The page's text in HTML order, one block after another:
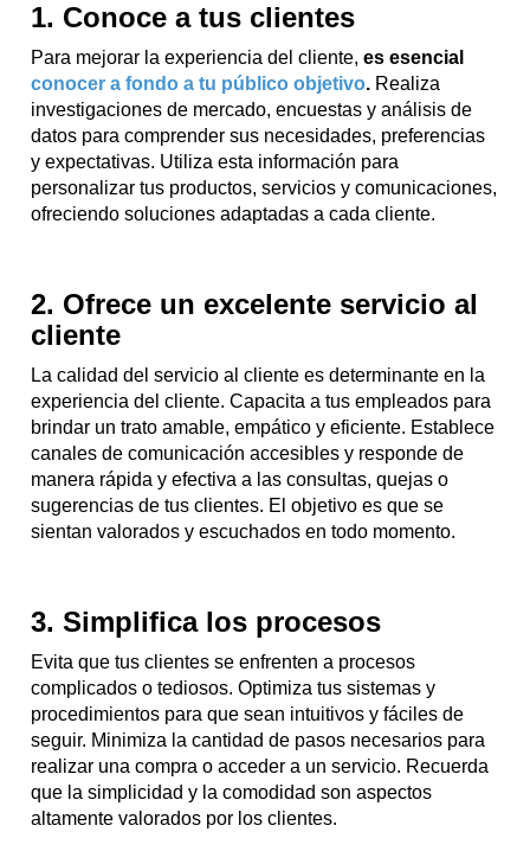
1. Conoce a tus clientes
Para mejorar la experiencia del cliente,es esencial
conocer a fondo a tu público objetivo. Realiza
investigaciones de mercado, encuestas y análisis de
datos para comprender sus necesidades, preferencias
y expectativas. Utiliza esta información para
personalizar tus productos, servicios y comunicaciones,
ofreciendo soluciones adaptadas a cada cliente.
2. Ofrece un excelente servicio al
cliente
La calidad del servicio al cliente es determinante en la
experiencia del cliente. Capacita a tus empleados para
brindar un trato amable, empático y eficiente. Establece
canales de comunicación accesibles y responde de
manera rápida y efectiva a las consultas, quejas o
sugerencias de tus clientes. El objetivo es que se
sientan valorados y escuchados en todo momento.
3. Simplifica los procesos
Evita que tus clientes se enfrenten a procesos
complicados o tediosos. Optimiza tus sistemas y
procedimientos para que sean intuitivos y fáciles de
seguir. Minimiza la cantidad de pasos necesarios para
realizar una compra o acceder a un servicio. Recuerda
que la simplicidad y la comodidad son aspectos
altamente valorados por los clientes.